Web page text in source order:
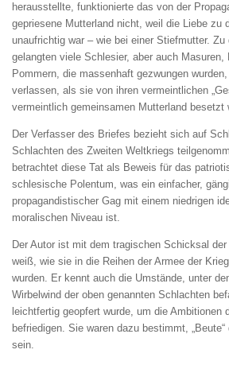
herausstellte, funktionierte das von der
gepriesene Mutterland nicht, weil die Liebe zu
unaufrichtig war – wie bei einer Stiefmutter. Zu
gelangten viele Schlesier, aber auch Masuren,
Pommern, die massenhaft gezwungen
verlassen, als sie von ihren vermeintlichen
vermeintlich gemeinsamen Mutterland besetzt
Der Verfasser des Briefes bezieht sich auf
Schlachten des Zweiten Weltkriegs
betrachtet diese Tat als Beweis für das
schlesische Polentum, was ein einfacher,
propagandistischer Gag mit einem niedrigen
moralischen Niveau ist.
Der Autor ist mit dem tragischen Schicksal
weiß, wie sie in die Reihen der Armee der
wurden. Er kennt auch die Umstände, unter
Wirbelwind der oben genannten Schlachten
leichtfertig geopfert wurde, um die Ambitionen
befriedigen. Sie waren dazu bestimmt,
sein.